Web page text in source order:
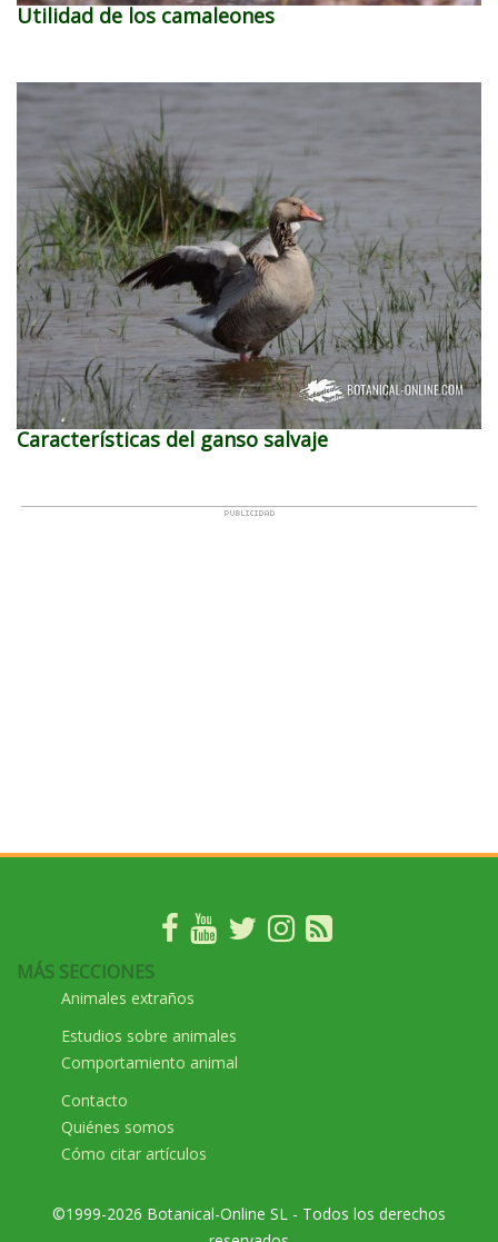
Utilidad de los camaleones
Características del ganso salvaje
MÁS SECCIONES
Animales extraños
Estudios sobre animales
Comportamiento animal
Contacto
Quiénes somos
Cómo citar artículos
©1999-2026 Botanical-Online SL - Todos los derechos